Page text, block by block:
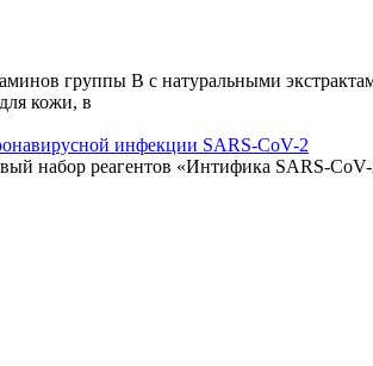
группы В с натуральными
кожи, в
инфекции SARS-CoV-2
набор реагентов «Интифика SARS-